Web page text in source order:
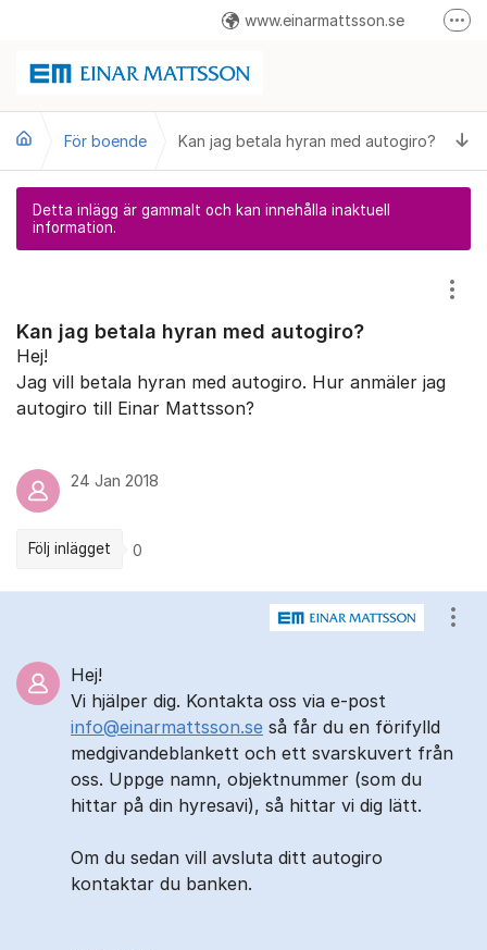
www.einarmattsson.se
Felanmälan
För boende Kan jag betala hyran med autogiro?
Detta inlägg är gammalt och kan innehålla inaktuell
information.
Kan jag betala hyran med autogiro?
Hej!
Jag vill betala hyran med autogiro. Hur anmäler jag
autogiro till Einar Mattsson?
24 Jan 2018
Följ inlägget 0
Hej!
Vi hjälper dig. Kontakta oss via e-post
info@einarmattsson.se så får du en förifylld
medgivandeblankett och ett svarskuvert från
oss. Uppge namn, objektnummer (som du
hittar på din hyresavi), så hittar vi dig lätt.
Om du sedan vill avsluta ditt autogiro
kontaktar du banken.